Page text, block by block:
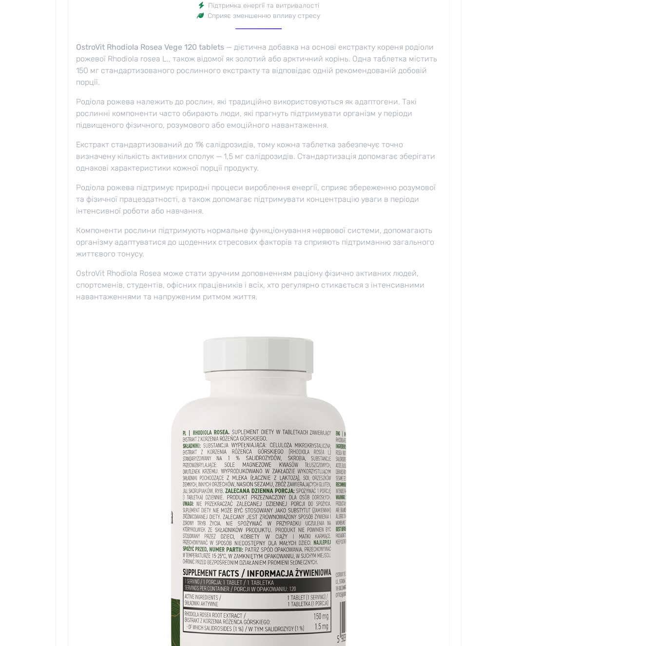
Підтримка енергії та витривалості
Сприяє зменшенню впливу стресу
OstroVit Rhodiola Rosea Vege 120 tablets — дієтична добавка на основі екстракту кореня родіоли
рожевої Rhodiola rosea L., також відомої як золотий або арктичний корінь. Одна таблетка містить
150 мг стандартизованого рослинного екстракту та відповідає одній рекомендованій добовій
порції.
Родіола рожева належить до рослин, які традиційно використовуються як адаптогени. Такі
рослинні компоненти часто обирають люди, які прагнуть підтримувати організм у періоди
підвищеного фізичного, розумового або емоційного навантаження.
Екстракт стандартизований до 1% салідрозидів, тому кожна таблетка забезпечує точно
визначену кількість активних сполук — 1,5 мг салідрозидів. Стандартизація допомагає зберігати
однакові характеристики кожної порції продукту.
Родіола рожева підтримує природні процеси вироблення енергії, сприяє збереженню розумової
та фізичної працездатності, а також допомагає підтримувати концентрацію уваги в періоди
інтенсивної роботи або навчання.
Компоненти рослини підтримують нормальне функціонування нервової системи, допомагають
організму адаптуватися до щоденних стресових факторів та сприяють підтриманню загального
життєвого тонусу.
OstroVit Rhodiola Rosea може стати зручним доповненням раціону фізично активних людей,
спортсменів, студентів, офісних працівників і всіх, хто регулярно стикається з інтенсивними
навантаженнями та напруженим ритмом життя.